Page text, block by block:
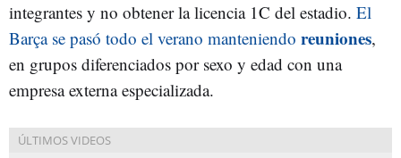
integrantes y no obtener la licencia 1C del estadio. El
Barça se pasó todo el verano manteniendo reuniones,
en grupos diferenciados por sexo y edad con una
empresa externa especializada.